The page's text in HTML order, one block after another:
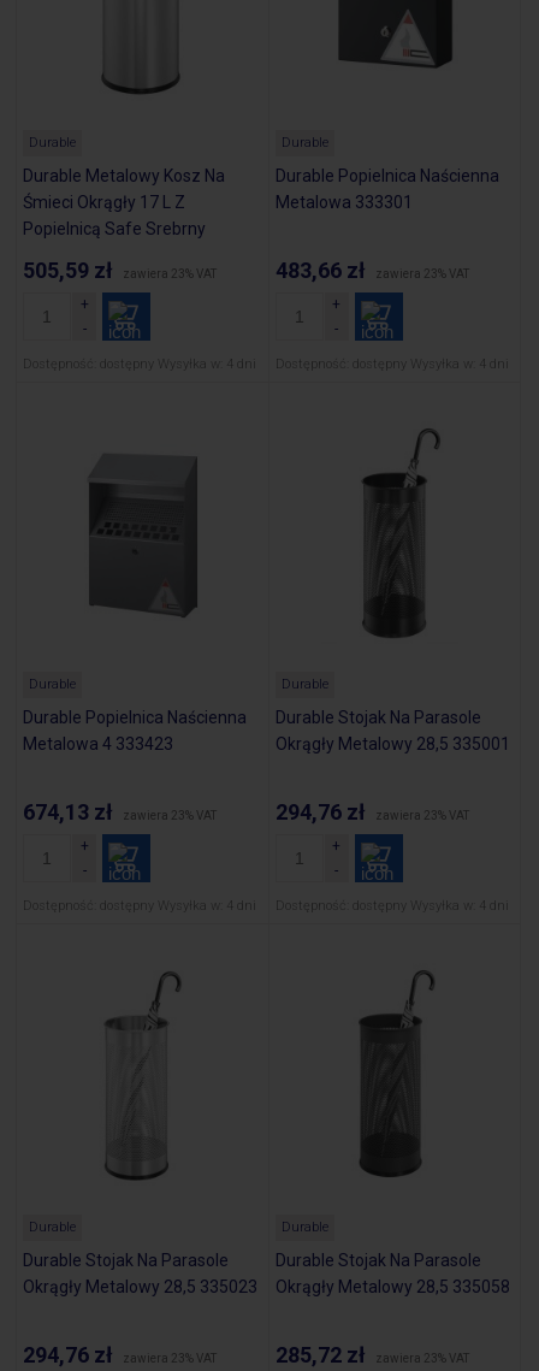
Durable
Durable Metalowy Kosz Na
Śmieci Okrągły 17 L Z
Popielnicą Safe Srebrny
505,59 zł zawiera 23% VAT
Dostępność: dostępny Wysyłka w: 4 dni
Durable
Durable Popielnica Naścienna
Metalowa 333301
483,66 zł zawiera 23% VAT
Dostępność: dostępny Wysyłka w: 4 dni
Durable
Durable Popielnica Naścienna
Metalowa 4 333423
674,13 zł zawiera 23% VAT
Dostępność: dostępny Wysyłka w: 4 dni
Durable
Durable Stojak Na Parasole
Okrągły Metalowy 28,5 335001
294,76 zł zawiera 23% VAT
Dostępność: dostępny Wysyłka w: 4 dni
Durable
Durable Stojak Na Parasole
Okrągły Metalowy 28,5 335023
294,76 zł zawiera 23% VAT
Durable
Durable Stojak Na Parasole
Okrągły Metalowy 28,5 335058
285,72 zł zawiera 23% VAT